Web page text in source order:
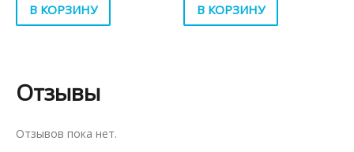
В КОРЗИНУ В КОРЗИНУ
Отзывы
Отзывов пока нет.